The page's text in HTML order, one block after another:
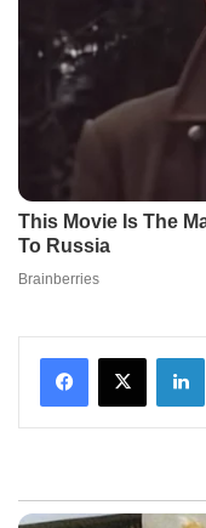
Facebook
X